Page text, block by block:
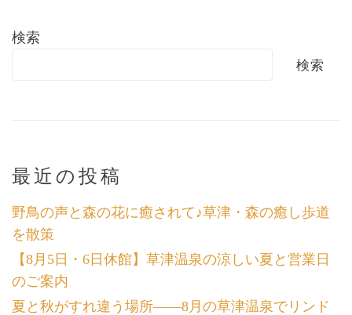
検索
検索
最近の投稿
野鳥の声と森の花に癒されて♪草津・森の癒し歩道
を散策
【8月5日・6日休館】草津温泉の涼しい夏と営業日
のご案内
夏と秋がすれ違う場所――8月の草津温泉でリンド